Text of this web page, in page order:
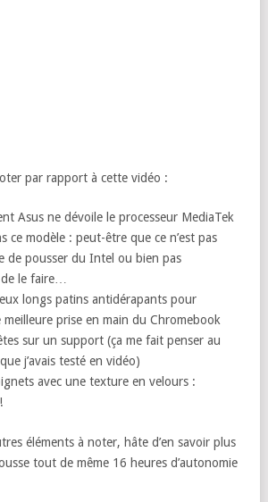
par rapport à cette vidéo :
Asus ne dévoile le processeur MediaTek
ce modèle : peut-être que ce n’est pas
de pousser du Intel ou bien pas
le faire…
longs patins antidérapants pour
prise en main du Chromebook
sur un support (ça me fait penser au
que j’avais testé en vidéo)
avec une texture en velours :
éléments à noter, hâte d’en savoir plus
tout de même 16 heures d’autonomie